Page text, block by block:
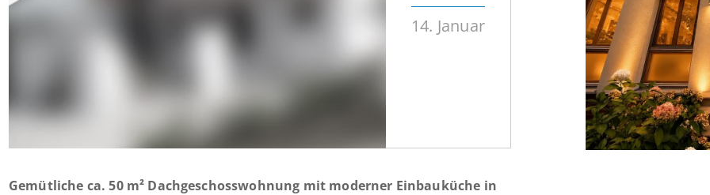
14. Januar
Gemütliche ca. 50 m² Dachgeschosswohnung mit moderner Einbauküche in